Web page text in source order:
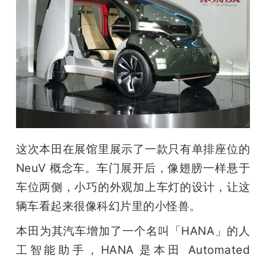
爱
搞
机
这次本田在展馆里展示了一款只有单排座位的
NeuV 概念车。车门展开后，像翅膀一样悬于
车位两侧，小巧的外观加上车灯的设计，让这
辆车看起来很像科幻片里的小怪兽。
本田为其汽车增加了一个名叫「HANA」的人
工智能助手，HANA 是本田 Automated